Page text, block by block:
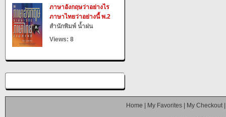
ภาษาอังกฤษว่าอย่างไร
ภาษาไทยว่าอย่างนี้ พ.2
สำนักพิมพ์ น้ำฝน
Views: 8
Home My Favorites My Checkout